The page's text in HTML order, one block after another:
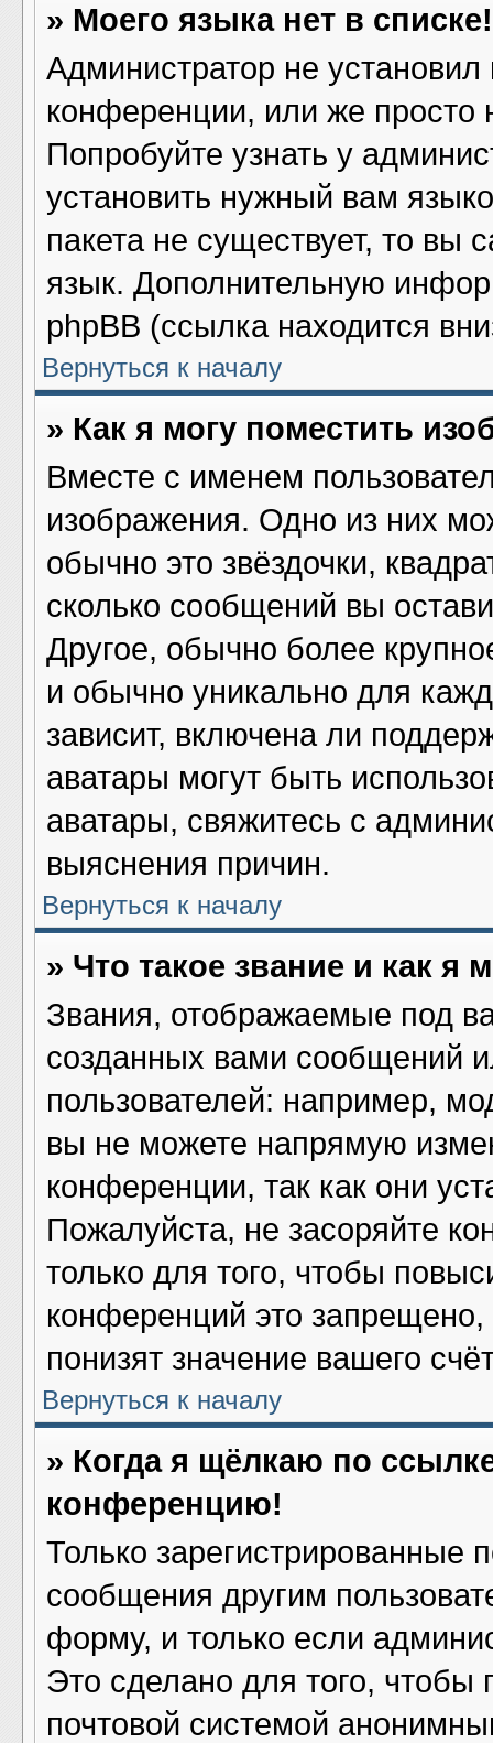
» Моего языка нет в списке!
Администратор не
конференции, или же просто
Попробуйте узнать у
установить нужный вам
пакета не существует, то вы
язык. Дополнительную
phpBB (ссылка находится
Вернуться к началу
» Как я могу поместить
Вместе с именем
изображения. Одно из них
обычно это звёздочки,
сколько сообщений вы
Другое, обычно более
и обычно уникально для
зависит, включена ли
аватары могут быть
аватары, свяжитесь с
выяснения причин.
Вернуться к началу
» Что такое звание и как я
Звания, отображаемые под
созданных вами сообщений
пользователей: например,
вы не можете напрямую
конференции, так как они
Пожалуйста, не засоряйте
только для того, чтобы
конференций это
понизят значение вашего
Вернуться к началу
» Когда я щёлкаю по
конференцию!
Только зарегистрированные
сообщения другим
форму, и только если
Это сделано для того, чтобы
почтовой системой